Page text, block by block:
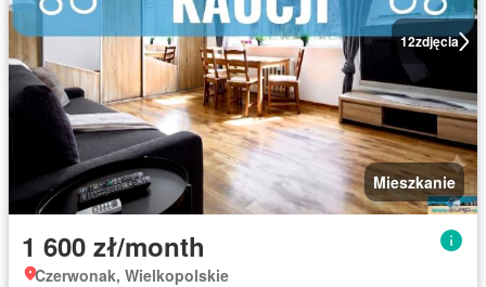
12zdjęcia
Mieszkanie
1 600 zł/month
Czerwonak, Wielkopolskie